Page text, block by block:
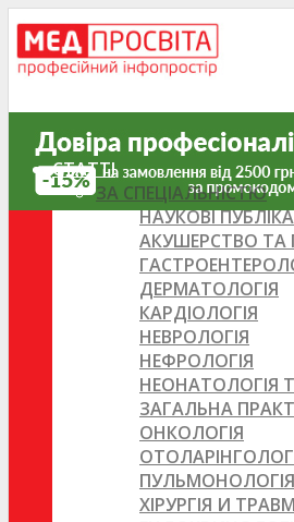
СТАТТІ
ЗА СПЕЦІАЛЬНІСТЮ
НАУКОВІ
АКУШЕРСТВО ТА
ДЕРМАТОЛОГІЯ
КАРДІОЛОГІЯ
НЕВРОЛОГІЯ
НЕФРОЛОГІЯ
НЕОНАТОЛОГІЯ
ЗАГАЛЬНА
ОНКОЛОГІЯ
ХІРУРГІЯ И